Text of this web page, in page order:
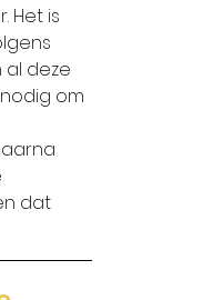
Het is
al deze
om
dat